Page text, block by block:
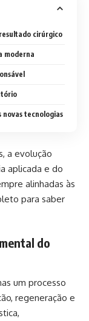
cirúrgico
moderna
tecnologias
a evolução
aplicada e do
alinhadas às
para saber
do
um processo
regeneração e